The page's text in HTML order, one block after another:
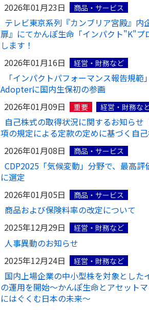
2026年01月23日
商品・サービス
テレビ東京系列『カンブリア宮殿』内
扉』にてかんぽ生命「インパクト"K"プ
します！
2026年01月16日
経営・財務など
「インパクトパフォーマンス報告規
Adopterに国内生保初の参画
2026年01月09日
重要 経営・財務な
自己株式の取得状況に関するお知らせ
項の規定による定款の定めに基づく自己
2026年01月08日
商品・サービス
CDP2025「気候変動」分野で、最高評
に選定
2026年01月05日
商品・サービス
商品および保険料率の改定について
2025年12月29日
経営・財務など
人事異動のお知らせ
2025年12月24日
経営・財務など
国内上場企業の中小型株を対象とした
の運用を開始～かんぽ生命とアセット
にはぐくむ日本の未来～